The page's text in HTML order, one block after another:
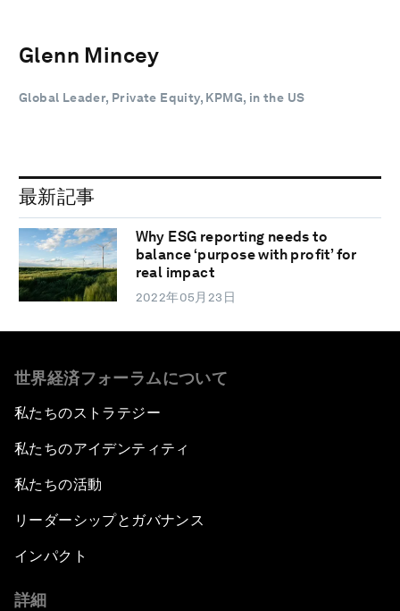
Glenn Mincey
Global Leader, Private Equity, KPMG, in the US
最新記事
Why ESG reporting needs to
balance ‘purpose with profit’ for
real impact
2022年05月23日
世界経済フォーラムについて
私たちのストラテジー
私たちのアイデンティティ
私たちの活動
リーダーシップとガバナンス
インパクト
詳細